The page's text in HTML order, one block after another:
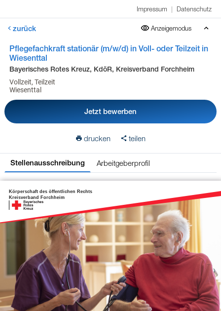
Impressum | Datenschutz
zurück Anzeigemodus
Pflegefachkraft stationär (m/w/d) in Voll- oder Teilzeit in
Wiesenttal
Bayerisches Rotes Kreuz, KdöR, Kreisverband Forchheim
Vollzeit, Teilzeit
Wiesenttal
Jetzt bewerben
drucken teilen
Stellenausschreibung Arbeitgeberprofil